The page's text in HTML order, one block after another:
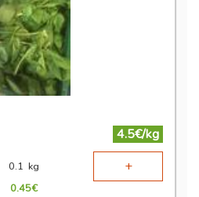
4.5€/kg
0.1 kg +
0.45€